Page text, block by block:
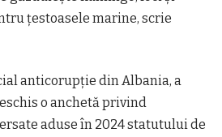
ţestoasele marine, scrie
anticorupţie din Albania, a
o anchetă privind
aduse în 2024 statutului de